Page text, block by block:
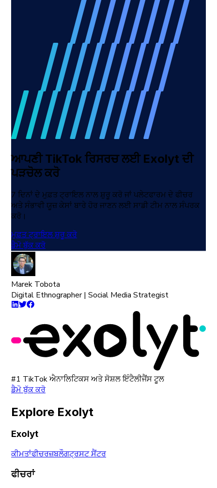
ਆਪਣੀ TikTok ਰਿਸਰਚ ਲਈ Exolyt ਦੀ
ਪੜਚੋਲ ਕਰੋ
7 ਦਿਨਾਂ ਦੇ ਮੁਫ਼ਤ ਟ੍ਰਾਇਲ ਨਾਲ ਸ਼ੁਰੂ ਕਰੋ ਜਾਂ ਪਲੇਟਫਾਰਮ ਦੇ ਫੀਚਰ
ਅਤੇ ਸੰਭਾਵੀ ਯੂਜ਼ ਕੇਸਾਂ ਬਾਰੇ ਹੋਰ ਜਾਣਨ ਲਈ ਸਾਡੀ ਟੀਮ ਨਾਲ ਸੰਪਰਕ
ਕਰੋ।
ਮੁਫ਼ਤ ਟ੍ਰਾਇਲ ਸ਼ੁਰੂ ਕਰੋ
ਡੈਮੋ ਬੁੱਕ ਕਰੋ
Marek Tobota
Digital Ethnographer | Social Media Strategist
#1 TikTok ਐਨਾਲਿਟਿਕਸ ਅਤੇ ਸੋਸ਼ਲ ਇੰਟੈਲੀਜੈਂਸ ਟੂਲ
ਡੈਮੋ ਬੁੱਕ ਕਰੋ
Explore Exolyt
Exolyt
ਕੀਮਤਾਂਫੀਚਰਜ਼ਬਲੌਗਟ੍ਰਸਟ ਸੈਂਟਰ
ਫੀਚਰਾਂ